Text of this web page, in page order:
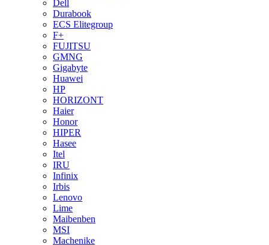
Dell
Durabook
ECS Elitegroup
F+
FUJITSU
GMNG
Gigabyte
Huawei
HP
HORIZONT
Haier
Honor
HIPER
Hasee
Itel
IRU
Infinix
Irbis
Lenovo
Lime
Maibenben
MSI
Machenike